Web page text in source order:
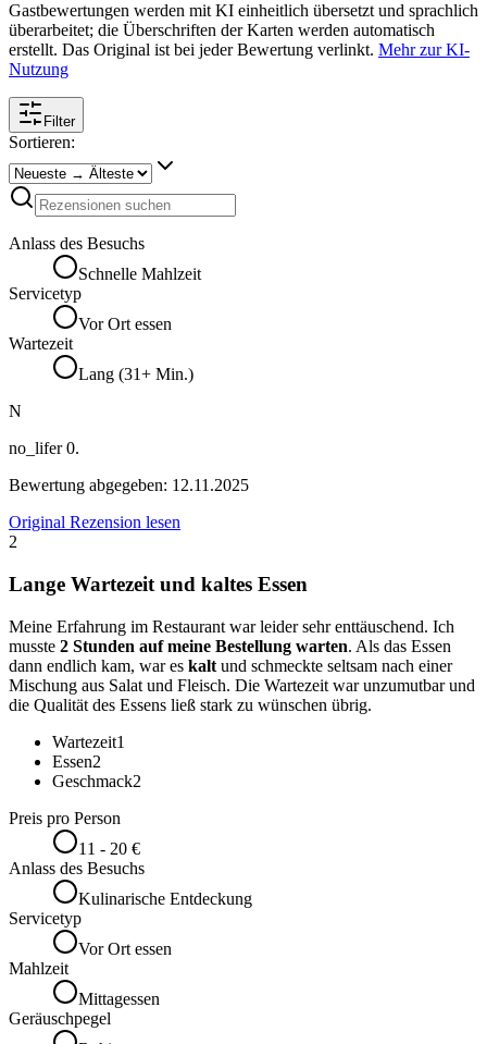
Gastbewertungen werden mit KI einheitlich übersetzt und sprachlich
überarbeitet; die Überschriften der Karten werden automatisch
erstellt. Das Original ist bei jeder Bewertung verlinkt. Mehr zur KI-
Nutzung
Filter
Sortieren:
Anlass des Besuchs
Schnelle Mahlzeit
Servicetyp
Vor Ort essen
Wartezeit
Lang (31+ Min.)
N
no_lifer 0.
Bewertung abgegeben: 12.11.2025
Original Rezension lesen
2
Lange Wartezeit und kaltes Essen
Meine Erfahrung im Restaurant war leider sehr enttäuschend. Ich
musste 2 Stunden auf meine Bestellung warten. Als das Essen
dann endlich kam, war es kalt und schmeckte seltsam nach einer
Mischung aus Salat und Fleisch. Die Wartezeit war unzumutbar und
die Qualität des Essens ließ stark zu wünschen übrig.
Wartezeit1
Essen2
Geschmack2
Preis pro Person
11 - 20 €
Anlass des Besuchs
Kulinarische Entdeckung
Servicetyp
Vor Ort essen
Mahlzeit
Mittagessen
Geräuschpegel